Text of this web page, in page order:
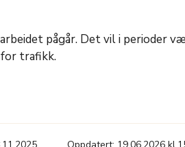
pågår. Det vil i perioder
trafikk.